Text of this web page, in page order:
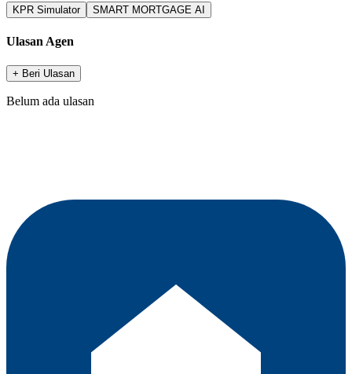
KPR Simulator SMART MORTGAGE AI
Ulasan Agen
+ Beri Ulasan
Belum ada ulasan